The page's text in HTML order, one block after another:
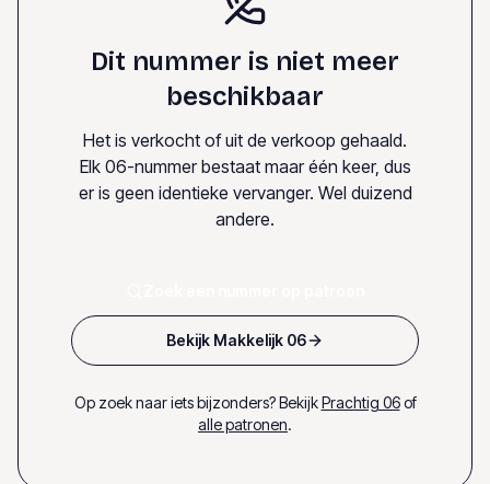
Dit nummer is niet meer
beschikbaar
Het is verkocht of uit de verkoop gehaald.
Elk 06-nummer bestaat maar één keer, dus
er is geen identieke vervanger. Wel duizend
andere.
Bekijk Makkelijk 06
Op zoek naar iets bijzonders? Bekijk Prachtig 06 of
alle patronen.